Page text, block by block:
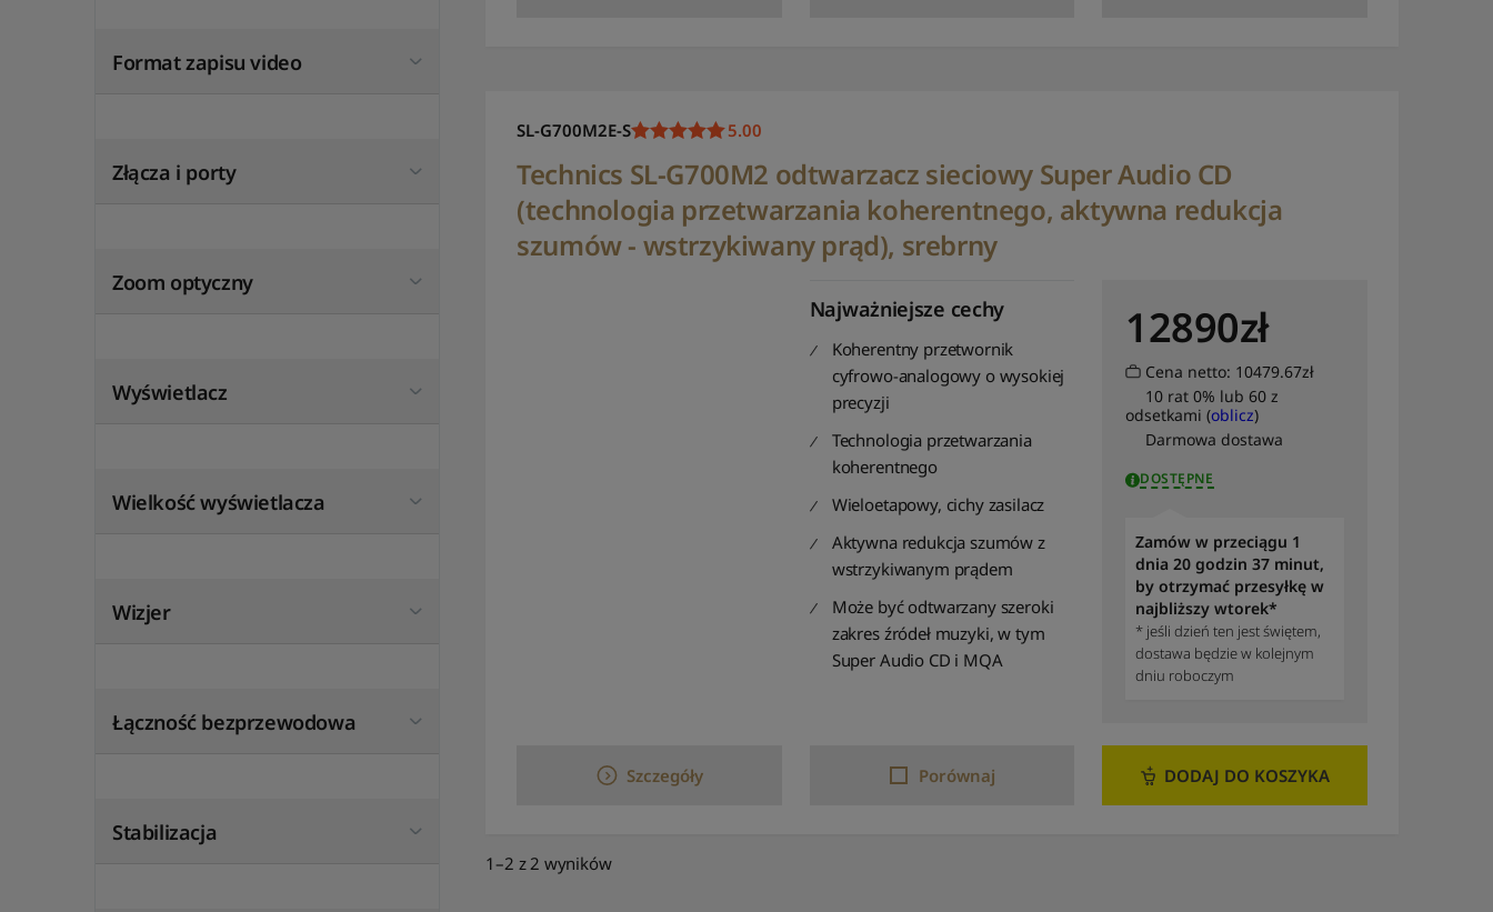
Format zapisu video
Złącza i porty
Zoom optyczny
Wyświetlacz
Wielkość wyświetlacza
Wizjer
Łączność bezprzewodowa
Stabilizacja
SL-G700M2E-S 5.00
Technics SL-G700M2 odtwarzacz sieciowy Super Audio CD
(technologia przetwarzania koherentnego, aktywna redukcja
szumów - wstrzykiwany prąd), srebrny
Najważniejsze cechy
Koherentny przetwornik
cyfrowo-analogowy o wysokiej
precyzji
Technologia przetwarzania
koherentnego
Wieloetapowy, cichy zasilacz
Aktywna redukcja szumów z
wstrzykiwanym prądem
Może być odtwarzany szeroki
zakres źródeł muzyki, w tym
Super Audio CD i MQA
12890zł
Cena netto: 10479.67zł
10 rat 0% lub 60 z
odsetkami (oblicz)
Darmowa dostawa
DOSTĘPNE
Zamów w przeciągu 1
dnia 20 godzin 37 minut,
by otrzymać przesyłkę w
najbliższy wtorek*
* jeśli dzień ten jest świętem,
dostawa będzie w kolejnym
dniu roboczym
Szczegóły Porównaj DODAJ DO KOSZYKA
1–2 z 2 wyników